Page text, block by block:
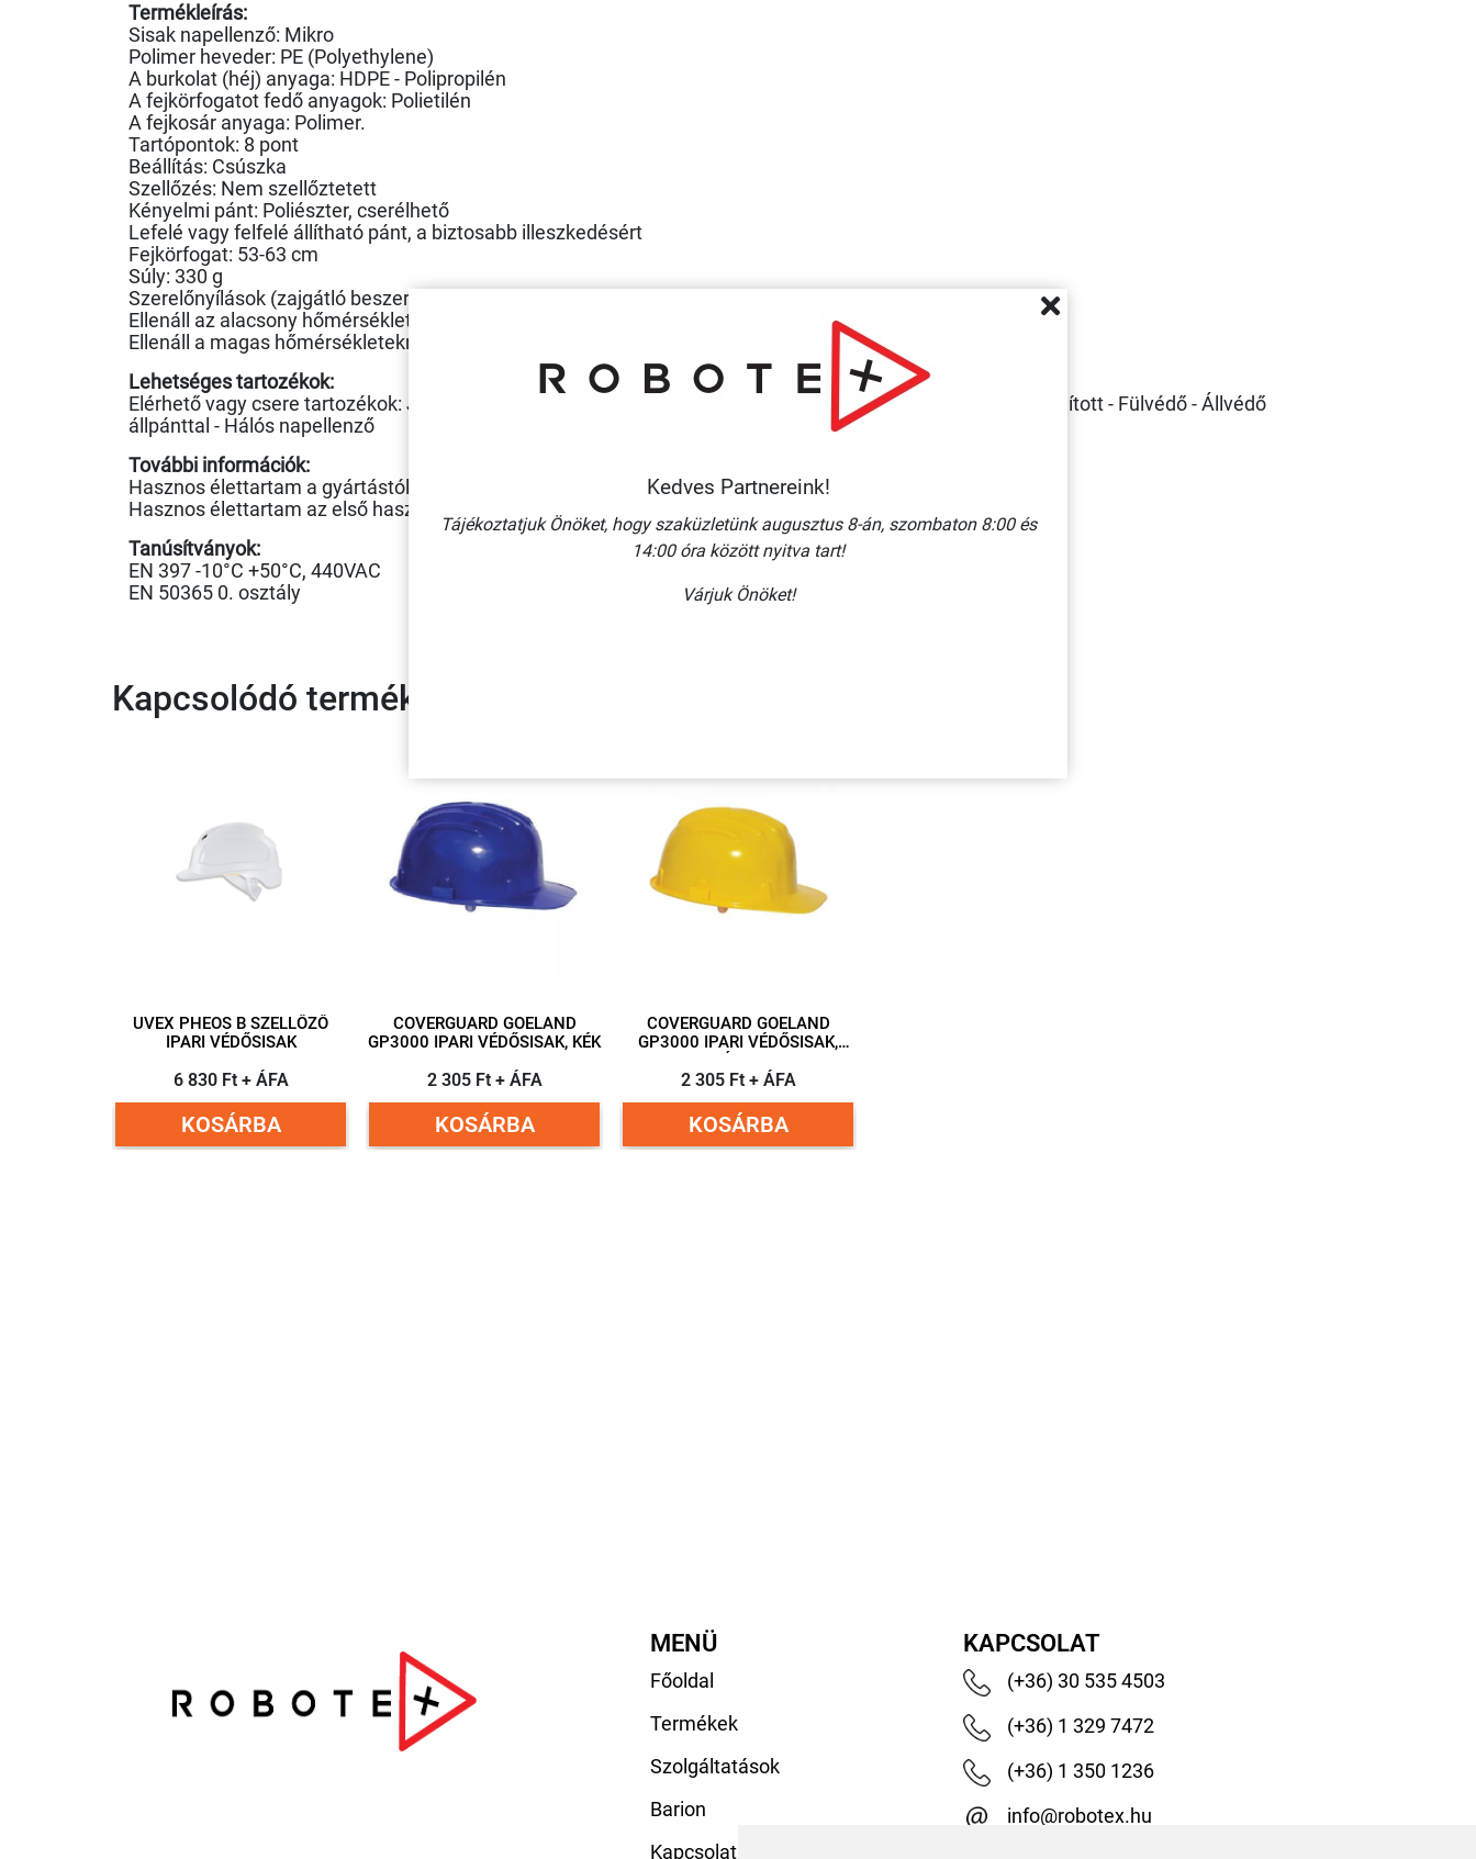
Termékleírás:
Sisak napellenző: Mikro
Polimer heveder: PE (Polyethylene)
A burkolat (héj) anyaga: HDPE - Polipropilén
A fejkörfogatot fedő anyagok: Polietilén
A fejkosár anyaga: Polimer.
Tartópontok: 8 pont
Beállítás: Csúszka
Szellőzés: Nem szellőztetett
Kényelmi pánt: Poliészter, cserélhető
Lefelé vagy felfelé állítható pánt, a biztosabb illeszkedésért
Fejkörfogat: 53-63 cm
Súly: 330 g
Szerelőnyílások (zajgátló beszereléséhez): Igen
Ellenáll az alacsony hőmérsékleteknek: -10°C
Ellenáll a magas hőmérsékleteknek: +50°C
Lehetséges tartozékok:
Elérhető vagy csere tartozékok: Jelvénytartó - Fényvisszaverő csík - Arcvédő - Szemüveg - Állvédő - Napbarnított - Fülvédő - Állvédő
állpánttal - Hálós napellenző
További információk:
Hasznos élettartam a gyártástól számítva: 60 hónap
Hasznos élettartam az első használattól kezdve: 36 hónap
Tanúsítványok:
EN 397 -10°C +50°C, 440VAC
EN 50365 0. osztály
Kapcsolódó termékek
UVEX PHEOS B SZELLŐZŐ
IPARI VÉDŐSISAK
6 830 Ft + ÁFA
KOSÁRBA
COVERGUARD GOELAND
GP3000 IPARI VÉDŐSISAK, KÉK
2 305 Ft + ÁFA
KOSÁRBA
COVERGUARD GOELAND
GP3000 IPARI VÉDŐSISAK,
2 305 Ft + ÁFA
KOSÁRBA
MENÜ
Főoldal
Termékek
Szolgáltatások
Barion
Kapcsolat
KAPCSOLAT
(+36) 30 535 4503
(+36) 1 329 7472
(+36) 1 350 1236
info@robotex.hu
Kedves Partnereink!
Tájékoztatjuk Önöket, hogy szaküzletünk augusztus 8-án, szombaton 8:00 és
14:00 óra között nyitva tart!
Várjuk Önöket!